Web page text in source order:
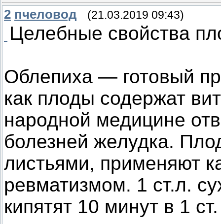
2 пчеловод (21.03.2019 09:43)
Целебные свойства
Облепиха — готовый
как плоды содержат
народной медицине
болезней желудка.
листьями, применяют
ревматизмом. 1 ст.л.
кипятят 10 минут в 1 ст.